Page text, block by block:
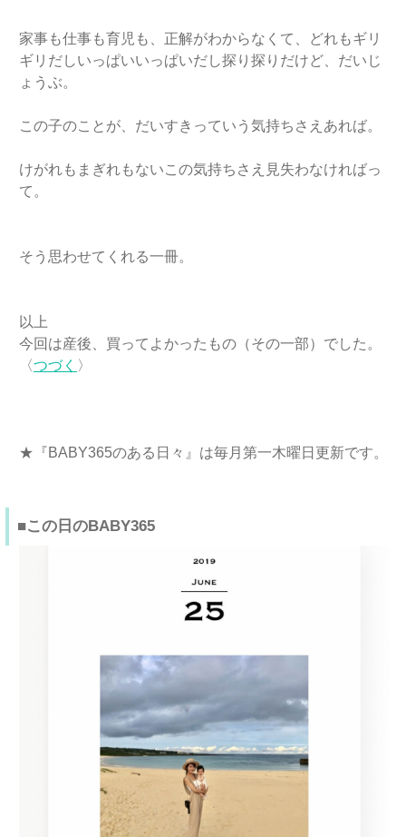
家事も仕事も育児も、正解がわからなくて、どれもギリ
ギリだしいっぱいいっぱいだし探り探りだけど、だいじ
ょうぶ。
この子のことが、だいすきっていう気持ちさえあれば。
けがれもまぎれもないこの気持ちさえ見失わなければっ
て。
そう思わせてくれる一冊。
以上
今回は産後、買ってよかったもの（その一部）でした。
〈つづく 〉
★『BABY365のある日々』は毎月第一木曜日更新です。
■この日のBABY365